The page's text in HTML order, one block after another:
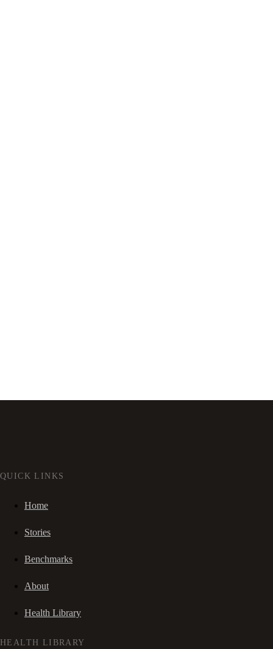
QUICK LINKS
Home
Stories
Benchmarks
About
Health Library
HEALTH LIBRARY